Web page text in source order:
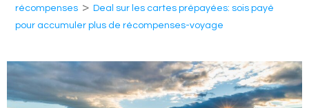
récompenses > Deal sur les cartes prépayées: sois payé
pour accumuler plus de récompenses-voyage